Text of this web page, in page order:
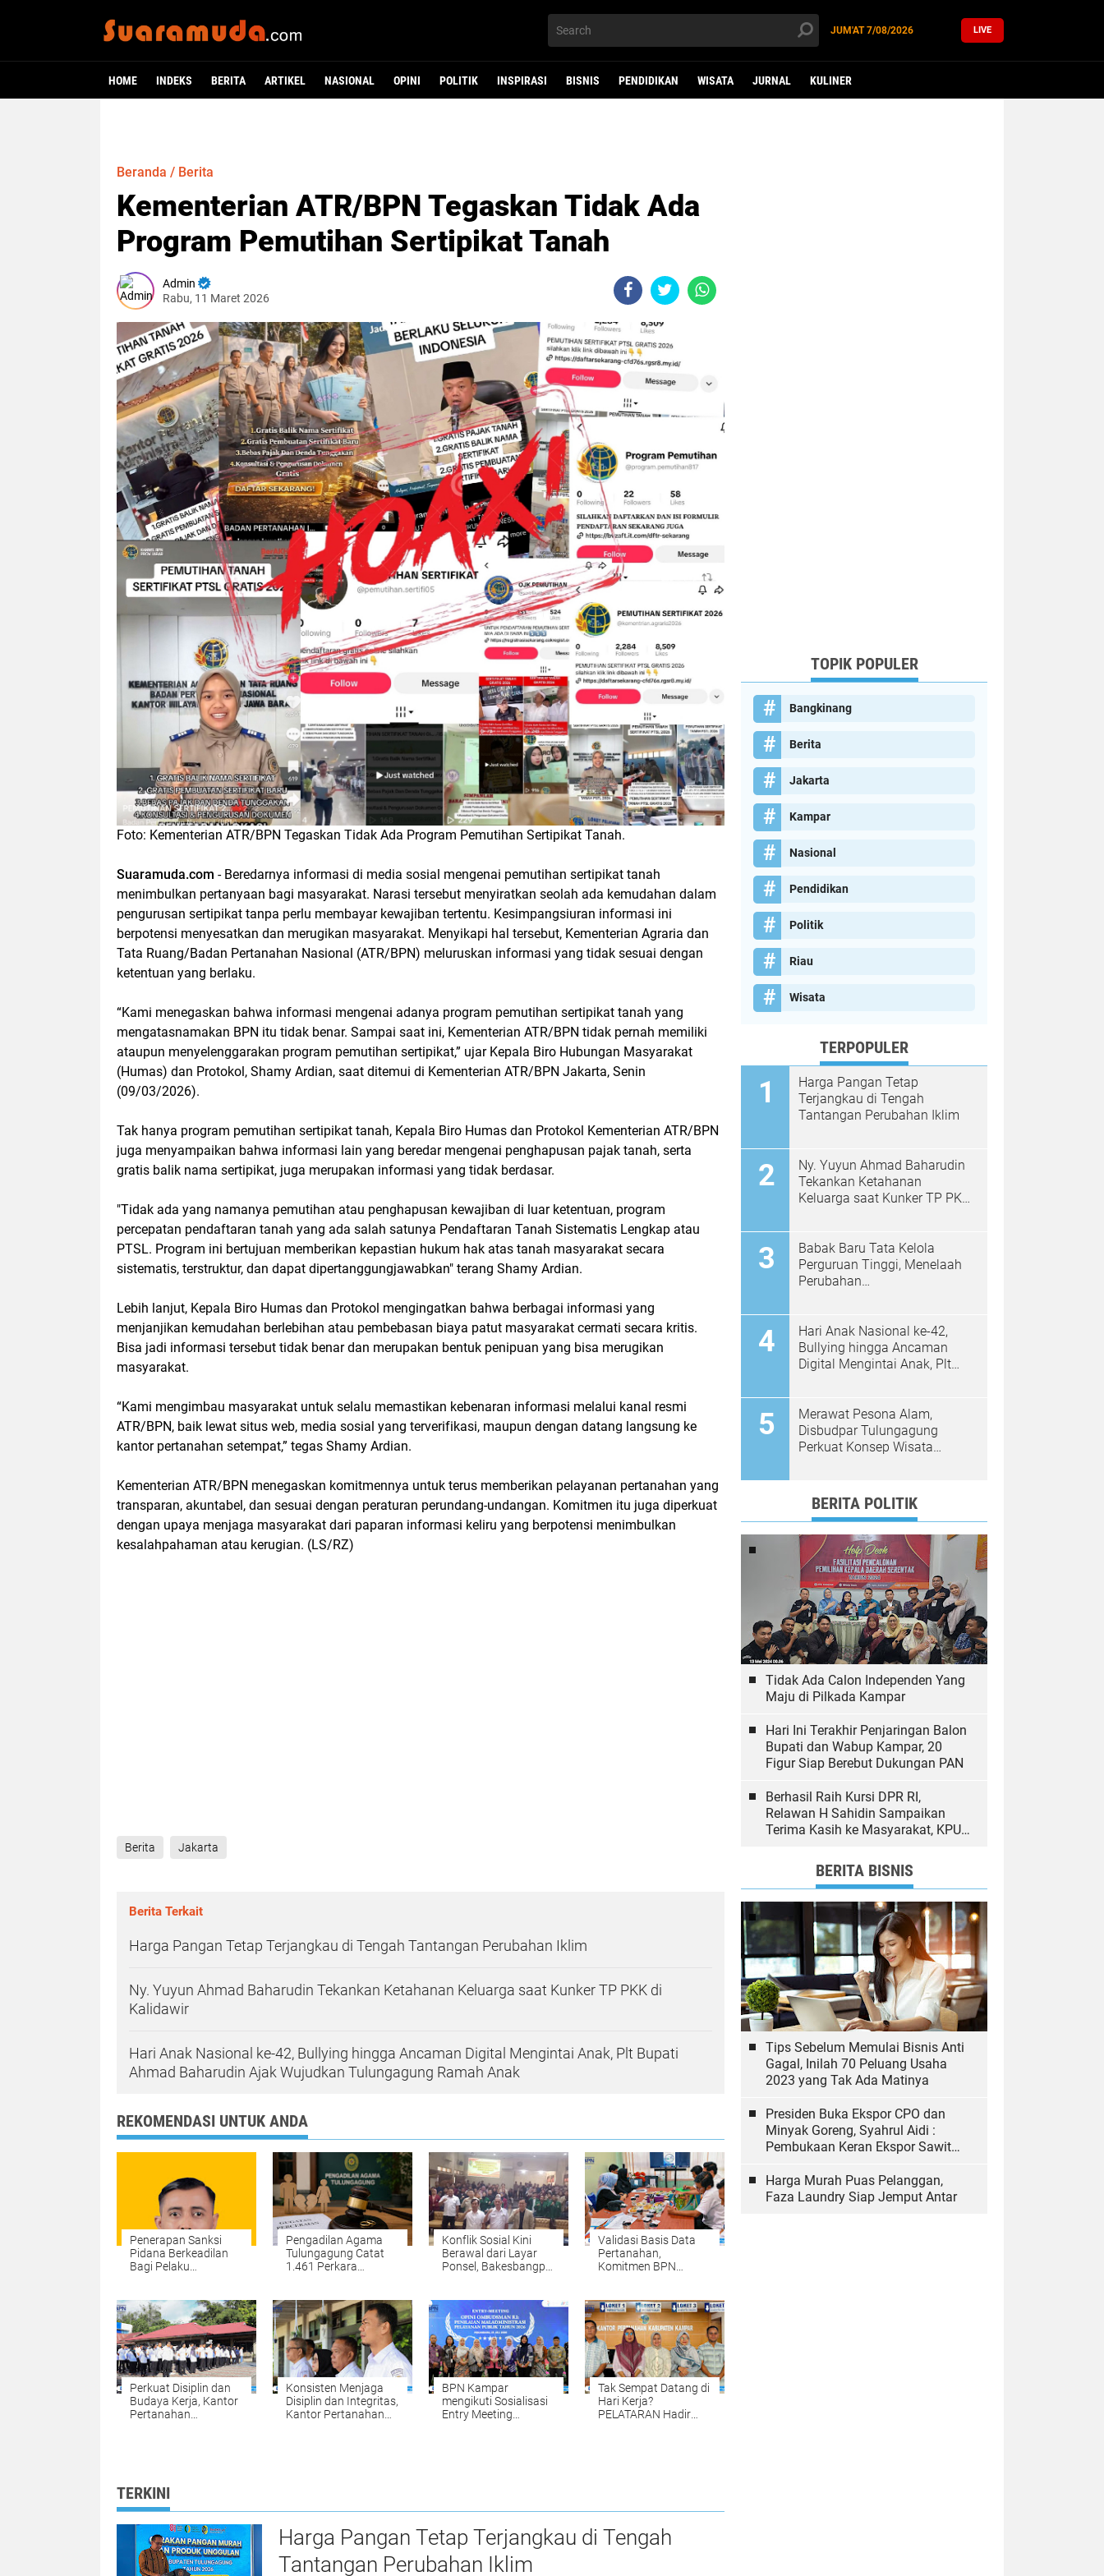
JUM'AT7/08/2026 LIVE
HOME INDEKS BERITA ARTIKEL NASIONAL OPINI POLITIK INSPIRASI BISNIS PENDIDIKAN WISATA JURNAL KULINER
Beranda / Berita
Kementerian ATR/BPN Tegaskan Tidak Ada
Program Pemutihan Sertipikat Tanah
Admin
Rabu, 11 Maret 2026
Foto: Kementerian ATR/BPN Tegaskan Tidak Ada Program Pemutihan Sertipikat Tanah.
Suaramuda.com - Beredarnya informasi di media sosial mengenai pemutihan sertipikat tanah
menimbulkan pertanyaan bagi masyarakat. Narasi tersebut menyiratkan seolah ada kemudahan dalam
pengurusan sertipikat tanpa perlu membayar kewajiban tertentu. Kesimpangsiuran informasi ini
berpotensi menyesatkan dan merugikan masyarakat. Menyikapi hal tersebut, Kementerian Agraria dan
Tata Ruang/Badan Pertanahan Nasional (ATR/BPN) meluruskan informasi yang tidak sesuai dengan
ketentuan yang berlaku.
“Kami menegaskan bahwa informasi mengenai adanya program pemutihan sertipikat tanah yang
mengatasnamakan BPN itu tidak benar. Sampai saat ini, Kementerian ATR/BPN tidak pernah memiliki
ataupun menyelenggarakan program pemutihan sertipikat,” ujar Kepala Biro Hubungan Masyarakat
(Humas) dan Protokol, Shamy Ardian, saat ditemui di Kementerian ATR/BPN Jakarta, Senin
(09/03/2026).
Tak hanya program pemutihan sertipikat tanah, Kepala Biro Humas dan Protokol Kementerian ATR/BPN
juga menyampaikan bahwa informasi lain yang beredar mengenai penghapusan pajak tanah, serta
gratis balik nama sertipikat, juga merupakan informasi yang tidak berdasar.
"Tidak ada yang namanya pemutihan atau penghapusan kewajiban di luar ketentuan, program
percepatan pendaftaran tanah yang ada salah satunya Pendaftaran Tanah Sistematis Lengkap atau
PTSL. Program ini bertujuan memberikan kepastian hukum hak atas tanah masyarakat secara
sistematis, terstruktur, dan dapat dipertanggungjawabkan" terang Shamy Ardian.
Lebih lanjut, Kepala Biro Humas dan Protokol mengingatkan bahwa berbagai informasi yang
menjanjikan kemudahan berlebihan atau pembebasan biaya patut masyarakat cermati secara kritis.
Bisa jadi informasi tersebut tidak benar dan merupakan bentuk penipuan yang bisa merugikan
masyarakat.
“Kami mengimbau masyarakat untuk selalu memastikan kebenaran informasi melalui kanal resmi
ATR/BPN, baik lewat situs web, media sosial yang terverifikasi, maupun dengan datang langsung ke
kantor pertanahan setempat,” tegas Shamy Ardian.
Kementerian ATR/BPN menegaskan komitmennya untuk terus memberikan pelayanan pertanahan yang
transparan, akuntabel, dan sesuai dengan peraturan perundang-undangan. Komitmen itu juga diperkuat
dengan upaya menjaga masyarakat dari paparan informasi keliru yang berpotensi menimbulkan
kesalahpahaman atau kerugian. (LS/RZ)
Berita Jakarta
Berita Terkait
Harga Pangan Tetap Terjangkau di Tengah Tantangan Perubahan Iklim
Ny. Yuyun Ahmad Baharudin Tekankan Ketahanan Keluarga saat Kunker TP PKK di
Kalidawir
Hari Anak Nasional ke-42, Bullying hingga Ancaman Digital Mengintai Anak, Plt Bupati
Ahmad Baharudin Ajak Wujudkan Tulungagung Ramah Anak
REKOMENDASI UNTUK ANDA
Penerapan Sanksi
Pidana Berkeadilan
Bagi Pelaku
Kampar
Pengadilan Agama
Tulungagung Catat
1.461 Perkara
Ekonomi dan Zina
Jadi Alasan
Konflik Sosial Kini
Berawal dari Layar
Ponsel, Bakesbangpol
AI Deepfake
Validasi Basis Data
Pertanahan,
Komitmen BPN
yang Tepat dan
Akurat Halo
Perkuat Disiplin dan
Budaya Kerja, Kantor
Pertanahan
Kualitas Pelayanan
Konsisten Menjaga
Disiplin dan Integritas,
Kantor Pertanahan
BPN Kampar
mengikuti Sosialisasi
Entry Meeting
Tak Sempat Datang di
Hari Kerja?
PELATARAN Hadir
TERKINI
Harga Pangan Tetap Terjangkau di Tengah
Tantangan Perubahan Iklim
TOPIK POPULER
Bangkinang
Berita
Jakarta
Kampar
Nasional
Pendidikan
Politik
Riau
Wisata
TERPOPULER
Harga Pangan Tetap
Terjangkau di Tengah
Tantangan Perubahan Iklim
Ny. Yuyun Ahmad Baharudin
Tekankan Ketahanan
Keluarga saat Kunker TP PKK
Babak Baru Tata Kelola
Perguruan Tinggi, Menelaah
Perubahan
Hari Anak Nasional ke-42,
Bullying hingga Ancaman
Digital Mengintai Anak, Plt
Ramah Anak
Merawat Pesona Alam,
Disbudpar Tulungagung
Perkuat Konsep Wisata
BERITA POLITIK
Tidak Ada Calon Independen Yang
Maju di Pilkada Kampar
Hari Ini Terakhir Penjaringan Balon
Bupati dan Wabup Kampar, 20
Figur Siap Berebut Dukungan PAN
Berhasil Raih Kursi DPR RI,
Relawan H Sahidin Sampaikan
Terima Kasih ke Masyarakat, KPU
BERITA BISNIS
Tips Sebelum Memulai Bisnis Anti
Gagal, Inilah 70 Peluang Usaha
2023 yang Tak Ada Matinya
Presiden Buka Ekspor CPO dan
Minyak Goreng, Syahrul Aidi :
Pembukaan Keran Ekspor Sawit
Harga Murah Puas Pelanggan,
Faza Laundry Siap Jemput Antar